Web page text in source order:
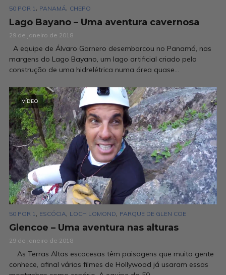
50 POR 1 , PANAMÁ, CHEPO
Lago Bayano – Uma aventura cavernosa
29 de janeiro de 2018
A equipe de Álvaro Garnero desembarcou no Panamá, nas
margens do Lago Bayano, um lago artificial criado pela
construção de uma hidrelétrica numa área quase...
VÍDEO
50 POR 1, ESCÓCIA, LOCH LOMOND, PARQUE DE GLEN COE
Glencoe – Uma aventura nas alturas
29 de janeiro de 2018
As Terras Altas escocesas têm paisagens que muita gente
conhece, afinal vários filmes de Hollywood já usaram essas